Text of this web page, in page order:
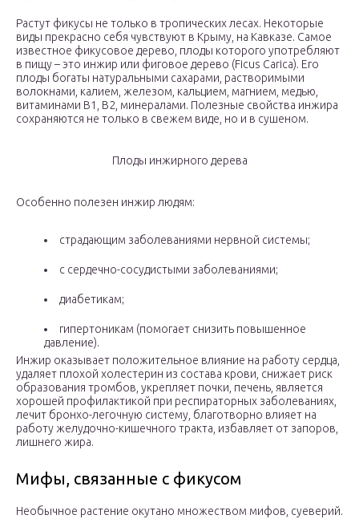
Растут фикусы не только в тропических лесах. Некоторые
виды прекрасно себя чувствуют в Крыму, на Кавказе. Самое
известное фикусовое дерево, плоды которого употребляют
в пищу – это инжир или фиговое дерево (Ficus Carica). Его
плоды богаты натуральными сахарами, растворимыми
волокнами, калием, железом, кальцием, магнием, медью,
витаминами B1, B2, минералами. Полезные свойства инжира
сохраняются не только в свежем виде, но и в сушеном.
Плоды инжирного дерева
Особенно полезен инжир людям:
страдающим заболеваниями нервной системы;
с сердечно-сосудистыми заболеваниями;
диабетикам;
гипертоникам (помогает снизить повышенное
давление).
Инжир оказывает положительное влияние на работу сердца,
удаляет плохой холестерин из состава крови, снижает риск
образования тромбов, укрепляет почки, печень, является
хорошей профилактикой при респираторных заболеваниях,
лечит бронхо-легочную систему, благотворно влияет на
работу желудочно-кишечного тракта, избавляет от запоров,
лишнего жира.
Мифы, связанные с фикусом
Необычное растение окутано множеством мифов, суеверий.